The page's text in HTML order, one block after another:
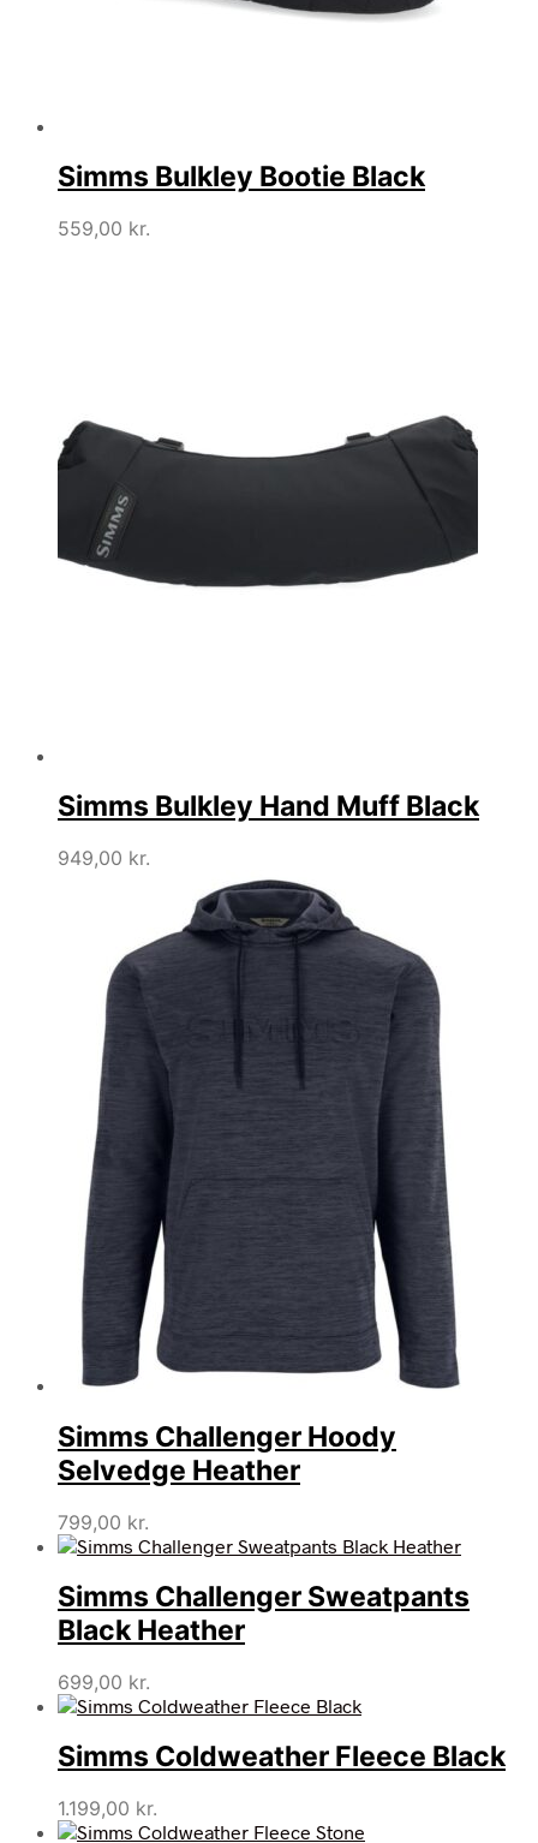
Simms Bulkley Bootie Black
559,00 kr.
Simms Bulkley Hand Muff Black
949,00 kr.
Simms Challenger Hoody
Selvedge Heather
799,00 kr.
Simms Challenger Sweatpants
Black Heather
699,00 kr.
Simms Coldweather Fleece Black
1.199,00 kr.